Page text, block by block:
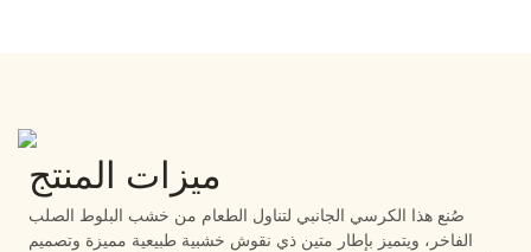
ميزات المنتج
صُنع هذا الكرسي الجانبي لتناول الطعام من خشب البلوط الصلب
الفاخر، ويتميز بإطار متين ذي نقوش خشبية طبيعية مميزة وتصميم